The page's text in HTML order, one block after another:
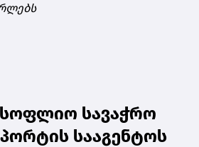
სავაჭრო
სააგენტოს